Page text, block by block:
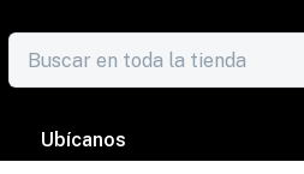
Ubícanos